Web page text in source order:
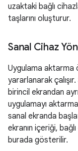
uzaktaki bağlı
taşlarını oluşturur.
Sanal Cihaz
Uygulama aktarma
yararlanarak
birincil ekrandan
uygulamayı
sanal ekranda
ekranın içeriği,
burada gösterilir.